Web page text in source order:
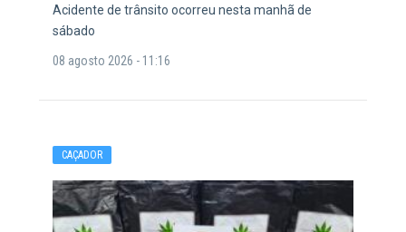
Acidente de trânsito ocorreu nesta manhã de
sábado
08 agosto 2026 - 11:16
CAÇADOR